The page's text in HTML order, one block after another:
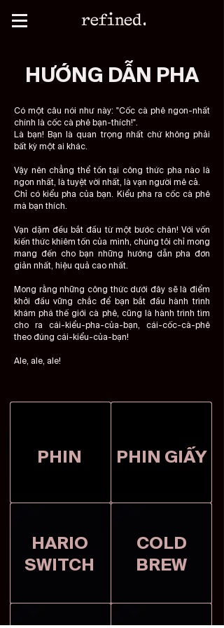
HƯỚNG DẪN PHA
​Có một câu nói như này: "Cốc cà phê ngon-nhất
chính là cốc cà phê bạn-thích!".
Là bạn! ​Bạn là quan trọng nhất chứ không phải
bất kỳ một ai khác.
Vậy nên chẳng thể tồn tại công thức pha nào là
ngon nhất, là tuyệt vời nhất, là vạn người mê cả.
Chỉ có kiểu pha của bạn. Kiểu pha ra cốc cà phê
mà bạn thích.
Vạn dặm đều bắt đầu từ một bước chân! Với vốn
kiến thức khiêm tốn của mình, chúng tôi chỉ mong
mang đến cho bạn những hướng dẫn pha đơn
giản nhất, hiệu quả cao nhất.
​Mong rằng những công thức dưới đây sẽ là điểm
khởi đầu vững chắc để bạn bắt đầu hành trình
khám phá thế giới cà phê, cũng là hành trình tìm
cho ra cái-kiểu-pha-của-bạn, cái-cốc-cà-phê
theo đúng cái-kiểu-của-bạn!
​Ale, ale, ale!
PHIN PHIN GIẤY
HARIO
​SWITCH
COLD
BREW